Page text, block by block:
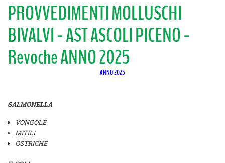
PROVVEDIMENTI MOLLUSCHI
BIVALVI - AST ASCOLI PICENO -
Revoche ANNO 2025
ANNO 2025
SALMONELLA
VONGOLE
MITILI
OSTRICHE